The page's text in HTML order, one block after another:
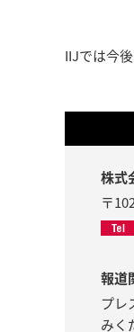
IIJでは今
株式
〒
報道
プレ
みく